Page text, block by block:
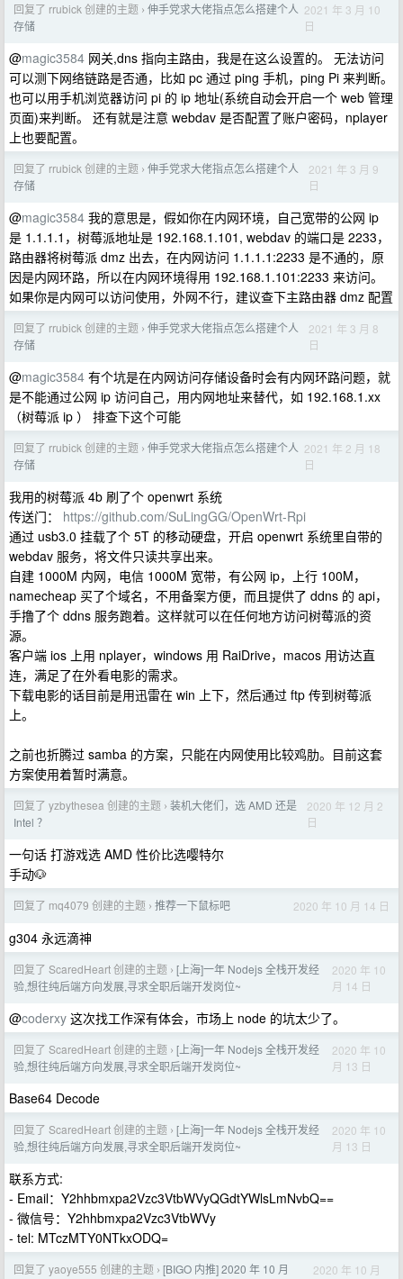
回复了 rrubick 创建的主题 › 伸手党求大佬指点怎么搭建个人
存储
2021 年 3 月 10
日
@magic3584 网关,dns 指向主路由，我是在这么设置的。 无法访问
可以测下网络链路是否通，比如 pc 通过 ping 手机，ping Pi 来判断。
也可以用手机浏览器访问 pi 的 ip 地址(系统自动会开启一个 web 管理
页面)来判断。 还有就是注意 webdav 是否配置了账户密码，nplayer
上也要配置。
回复了 rrubick 创建的主题 › 伸手党求大佬指点怎么搭建个人
存储
2021 年 3 月 9
日
@magic3584 我的意思是，假如你在内网环境，自己宽带的公网 ip
是 1.1.1.1，树莓派地址是 192.168.1.101, webdav 的端口是 2233，
路由器将树莓派 dmz 出去，在内网访问 1.1.1.1:2233 是不通的，原
因是内网环路，所以在内网环境得用 192.168.1.101:2233 来访问。
如果你是内网可以访问使用，外网不行，建议查下主路由器 dmz 配置
回复了 rrubick 创建的主题 › 伸手党求大佬指点怎么搭建个人
存储
2021 年 3 月 8
日
@magic3584 有个坑是在内网访问存储设备时会有内网环路问题，就
是不能通过公网 ip 访问自己，用内网地址来替代，如 192.168.1.xx
（树莓派 ip ） 排查下这个可能
回复了 rrubick 创建的主题 › 伸手党求大佬指点怎么搭建个人
存储
2021 年 2 月 18
日
我用的树莓派 4b 刷了个 openwrt 系统
传送门： https://github.com/SuLingGG/OpenWrt-Rpi
通过 usb3.0 挂载了个 5T 的移动硬盘，开启 openwrt 系统里自带的
webdav 服务，将文件只读共享出来。
自建 1000M 内网，电信 1000M 宽带，有公网 ip，上行 100M，
namecheap 买了个域名，不用备案方便，而且提供了 ddns 的 api，
手撸了个 ddns 服务跑着。这样就可以在任何地方访问树莓派的资
源。
客户端 ios 上用 nplayer，windows 用 RaiDrive，macos 用访达直
连，满足了在外看电影的需求。
下载电影的话目前是用迅雷在 win 上下，然后通过 ftp 传到树莓派
上。
之前也折腾过 samba 的方案，只能在内网使用比较鸡肋。目前这套
方案使用着暂时满意。
回复了 yzbythesea 创建的主题 › 装机大佬们，选 AMD 还是
Intel ？
2020 年 12 月 2
日
一句话 打游戏选 AMD 性价比选嘤特尔
手动🐶
回复了 mq4079 创建的主题 › 推荐一下鼠标吧 2020 年 10 月 14 日
g304 永远滴神
回复了 ScaredHeart 创建的主题 › [上海]一年 Nodejs 全栈开发经
验,想往纯后端方向发展,寻求全职后端开发岗位~
2020 年 10
月 14 日
@coderxy 这次找工作深有体会，市场上 node 的坑太少了。
回复了 ScaredHeart 创建的主题 › [上海]一年 Nodejs 全栈开发经
验,想往纯后端方向发展,寻求全职后端开发岗位~
2020 年 10
月 13 日
Base64 Decode
回复了 ScaredHeart 创建的主题 › [上海]一年 Nodejs 全栈开发经
验,想往纯后端方向发展,寻求全职后端开发岗位~
2020 年 10
月 13 日
联系方式:
- Email：Y2hhbmxpa2Vzc3VtbWVyQGdtYWlsLmNvbQ==
- 微信号：Y2hhbmxpa2Vzc3VtbWVy
- tel: MTczMTY0NTkxODQ=
回复了 yaoye555 创建的主题 › [BIGO 内推] 2020 年 10 月
2020 年 10 月